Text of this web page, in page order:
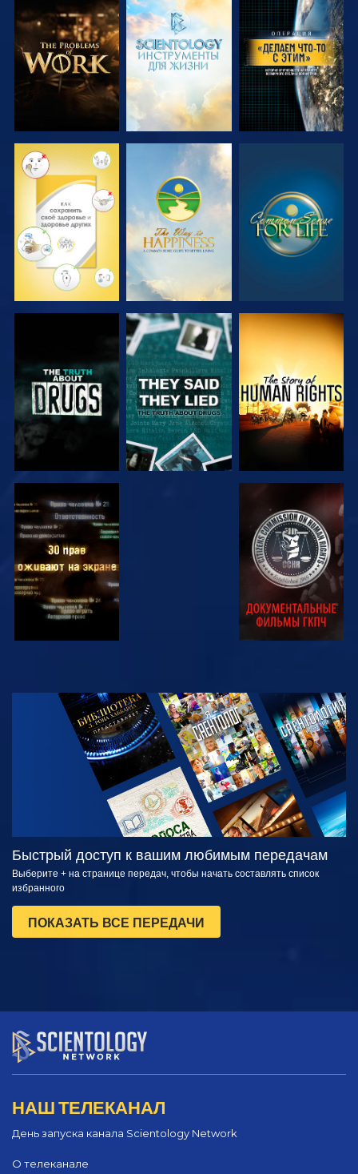
СМОТРЕТЬ
ПЕРЕДАЧИ
СМОТРЕТЬ
ПЕРЕДАЧИ
СМОТРЕТЬ
СМОТРЕТЬ СМОТРЕТЬ СМОТРЕТЬ
СМОТРЕТЬ СМОТРЕТЬ
СМОТРЕТЬ СМОТРЕТЬ
СМОТРЕТЬ
СМОТРЕТЬ
ПЕРЕДАЧИ
Быстрый доступ к вашим любимым передачам
Выберите + на странице передач, чтобы начать составлять список
избранного
ПОКАЗАТЬ ВСЕ ПЕРЕДАЧИ
НАШ ТЕЛЕКАНАЛ
День запуска канала Scientology Network
О телеканале